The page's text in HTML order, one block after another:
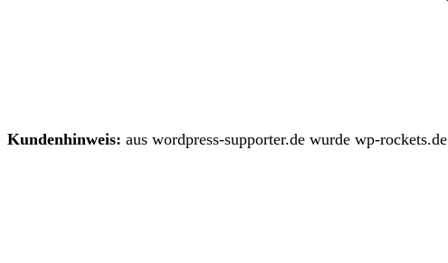
Kundenhinweis: aus wordpress-supporter.de wurde wp-rockets.de